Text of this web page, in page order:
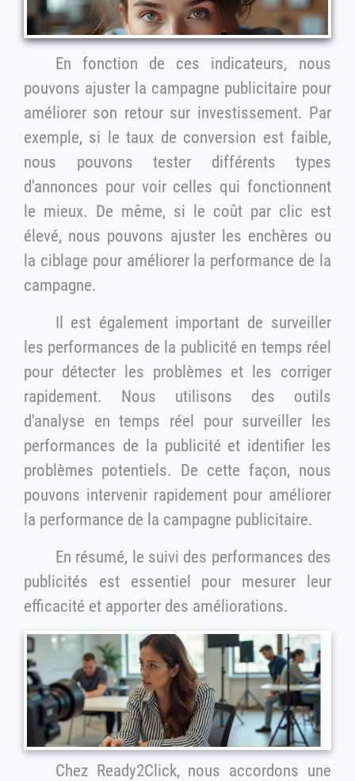
En fonction de ces indicateurs, nous
pouvons ajuster la campagne publicitaire pour
améliorer son retour sur investissement. Par
exemple, si le taux de conversion est faible,
nous pouvons tester différents types
d'annonces pour voir celles qui fonctionnent
le mieux. De même, si le coût par clic est
élevé, nous pouvons ajuster les enchères ou
la ciblage pour améliorer la performance de la
campagne.
Il est également important de surveiller
les performances de la publicité en temps réel
pour détecter les problèmes et les corriger
rapidement. Nous utilisons des outils
d'analyse en temps réel pour surveiller les
performances de la publicité et identifier les
problèmes potentiels. De cette façon, nous
pouvons intervenir rapidement pour améliorer
la performance de la campagne publicitaire.
En résumé, le suivi des performances des
publicités est essentiel pour mesurer leur
efficacité et apporter des améliorations.
Chez Ready2Click, nous accordons une